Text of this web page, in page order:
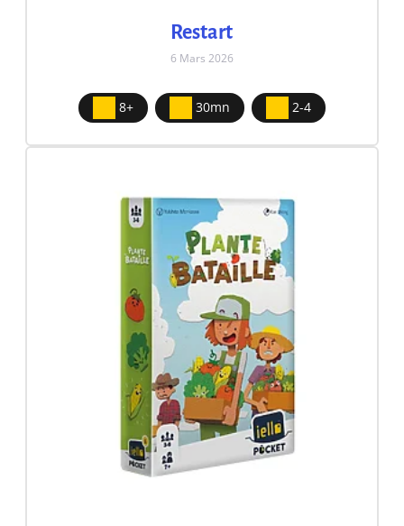
Restart
6 Mars 2026
8+ 30mn 2-4